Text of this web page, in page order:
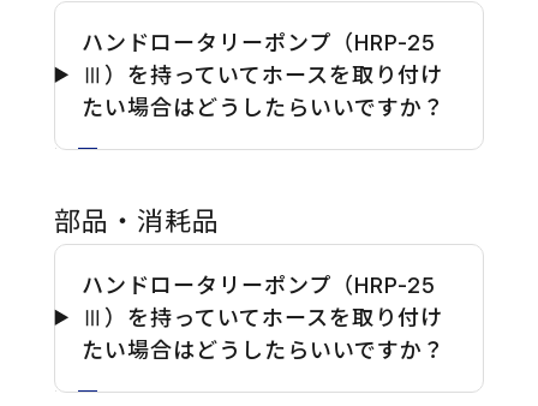
ハンドロータリーポンプ（HRP-25
Ⅲ）を持っていてホースを取り付け
たい場合はどうしたらいいですか？
部品・消耗品
ハンドロータリーポンプ（HRP-25
Ⅲ）を持っていてホースを取り付け
たい場合はどうしたらいいですか？